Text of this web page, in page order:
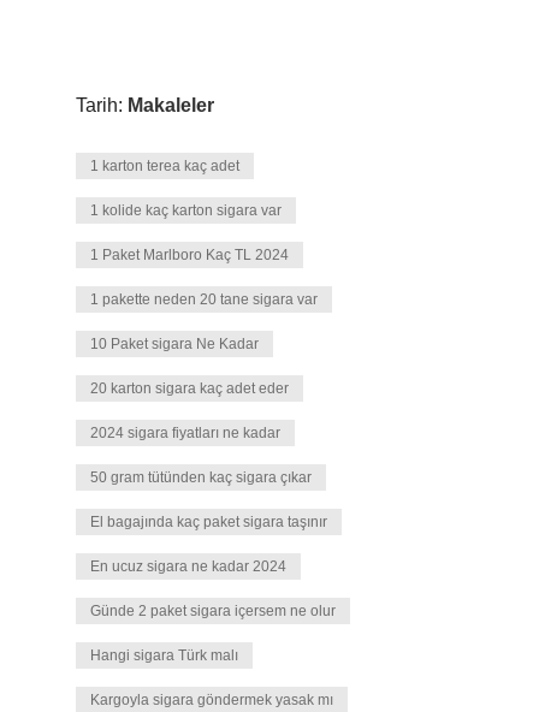
Tarih: Makaleler
1 karton terea kaç adet
1 kolide kaç karton sigara var
1 Paket Marlboro Kaç TL 2024
1 pakette neden 20 tane sigara var
10 Paket sigara Ne Kadar
20 karton sigara kaç adet eder
2024 sigara fiyatları ne kadar
50 gram tütünden kaç sigara çıkar
El bagajında kaç paket sigara taşınır
En ucuz sigara ne kadar 2024
Günde 2 paket sigara içersem ne olur
Hangi sigara Türk malı
Kargoyla sigara göndermek yasak mı